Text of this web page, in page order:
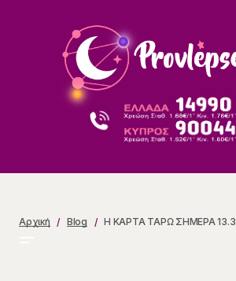
Αρχική Blog Η ΚΑΡΤΑ ΤΑΡΩ ΣΗΜΕΡΑ 13.3